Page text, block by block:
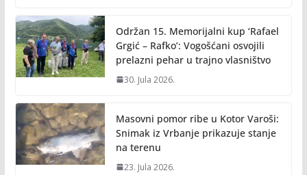
o
k
n
k
Održan 15. Memorijalni kup ‘Rafael
Grgić – Rafko’: Vogošćani osvojili
prelazni pehar u trajno vlasništvo
30. Jula 2026.
Masovni pomor ribe u Kotor Varoši:
Snimak iz Vrbanje prikazuje stanje
na terenu
23. Jula 2026.